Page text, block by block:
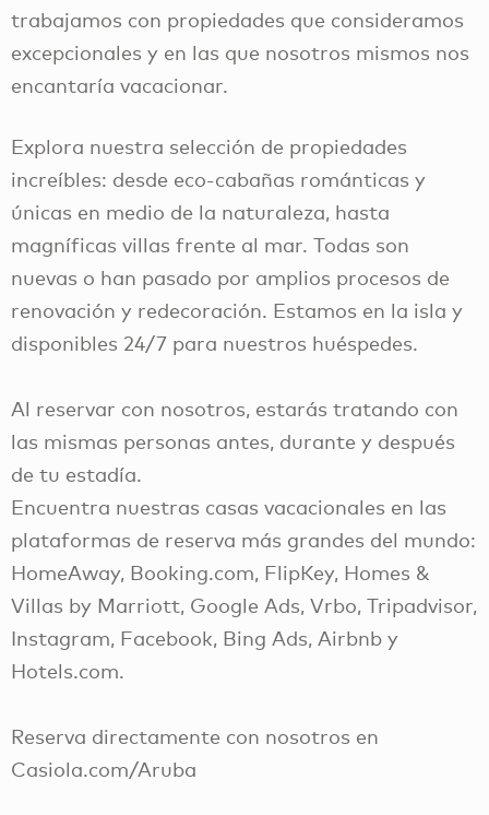
trabajamos con propiedades que consideramos
excepcionales y en las que nosotros mismos nos
encantaría vacacionar.
Explora nuestra selección de propiedades
increíbles: desde eco-cabañas románticas y
únicas en medio de la naturaleza, hasta
magníficas villas frente al mar. Todas son
nuevas o han pasado por amplios procesos de
renovación y redecoración. Estamos en la isla y
disponibles 24/7 para nuestros huéspedes.
Al reservar con nosotros, estarás tratando con
las mismas personas antes, durante y después
de tu estadía.
Encuentra nuestras casas vacacionales en las
plataformas de reserva más grandes del mundo:
HomeAway, Booking.com, FlipKey, Homes &
Villas by Marriott, Google Ads, Vrbo, Tripadvisor,
Instagram, Facebook, Bing Ads, Airbnb y
Hotels.com.
Reserva directamente con nosotros en
Casiola.com/Aruba